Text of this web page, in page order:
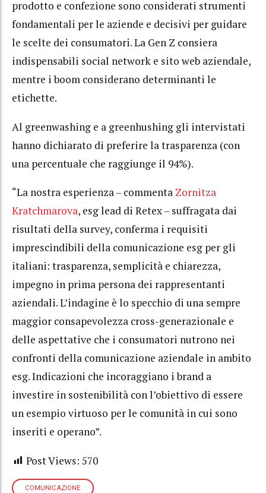
prodotto e confezione sono considerati strumenti
fondamentali per le aziende e decisivi per guidare
le scelte dei consumatori. La Gen Z consiera
indispensabili social network e sito web aziendale,
mentre i boom considerano determinanti le
etichette.
Al greenwashing e a greenhushing gli intervistati
hanno dichiarato di preferire la trasparenza (con
una percentuale che raggiunge il 94%).
“La nostra esperienza – commenta Zornitza
Kratchmarova, esg lead di Retex – suffragata dai
risultati della survey, conferma i requisiti
imprescindibili della comunicazione esg per gli
italiani: trasparenza, semplicità e chiarezza,
impegno in prima persona dei rappresentanti
aziendali. L’indagine è lo specchio di una sempre
maggior consapevolezza cross-generazionale e
delle aspettative che i consumatori nutrono nei
confronti della comunicazione aziendale in ambito
esg. Indicazioni che incoraggiano i brand a
investire in sostenibilità con l’obiettivo di essere
un esempio virtuoso per le comunità in cui sono
inseriti e operano”.
Post Views: 570
COMUNICAZIONE